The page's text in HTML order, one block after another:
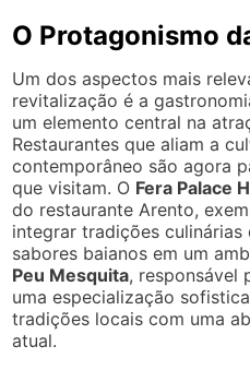
O Protagonismo
Um dos aspectos mais
revitalização é a
um elemento central na
Restaurantes que aliam a
contemporâneo são agora
que visitam. O Fera Palace
do restaurante Arento,
integrar tradições culinárias
sabores baianos em um
Peu Mesquita, responsável
uma especialização
tradições locais com uma
atual.